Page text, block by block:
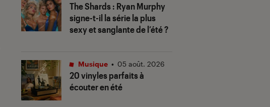
The Shards: Ryan Murphy
signe-t-il la série la plus
sexy et sanglante de l’été ?
20 vinyles parfaits à
écouter en été
Musique • 05 août. 2026